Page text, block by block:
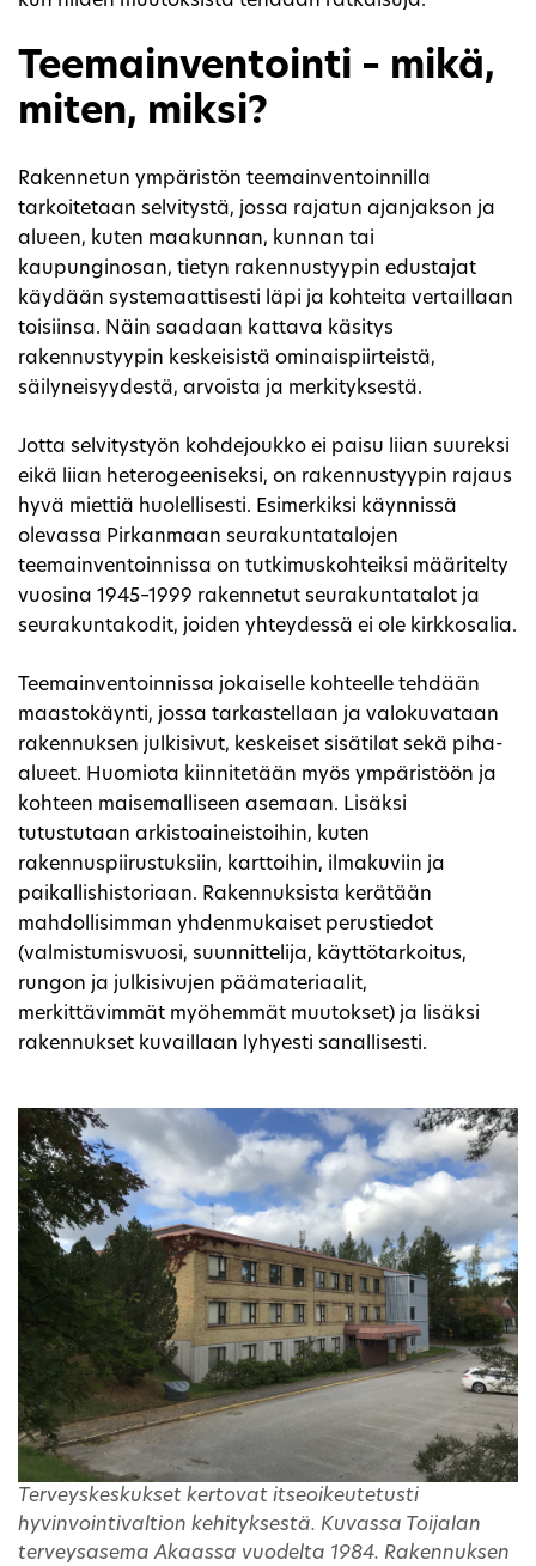
Teemainventointi – mikä,
miten, miksi?
Rakennetun ympäristön teemainventoinnilla
tarkoitetaan selvitystä, jossa rajatun ajanjakson ja
alueen, kuten maakunnan, kunnan tai
kaupunginosan, tietyn rakennustyypin edustajat
käydään systemaattisesti läpi ja kohteita vertaillaan
toisiinsa. Näin saadaan kattava käsitys
rakennustyypin keskeisistä ominaispiirteistä,
säilyneisyydestä, arvoista ja merkityksestä.
Jotta selvitystyön kohdejoukko ei paisu liian suureksi
eikä liian heterogeeniseksi, on rakennustyypin rajaus
hyvä miettiä huolellisesti. Esimerkiksi käynnissä
olevassa Pirkanmaan seurakuntatalojen
teemainventoinnissa on tutkimuskohteiksi määritelty
vuosina 1945–1999 rakennetut seurakuntatalot ja
seurakuntakodit, joiden yhteydessä ei ole kirkkosalia.
Teemainventoinnissa jokaiselle kohteelle tehdään
maastokäynti, jossa tarkastellaan ja valokuvataan
rakennuksen julkisivut, keskeiset sisätilat sekä piha-
alueet. Huomiota kiinnitetään myös ympäristöön ja
kohteen maisemalliseen asemaan. Lisäksi
tutustutaan arkistoaineistoihin, kuten
rakennuspiirustuksiin, karttoihin, ilmakuviin ja
paikallishistoriaan. Rakennuksista kerätään
mahdollisimman yhdenmukaiset perustiedot
(valmistumisvuosi, suunnittelija, käyttötarkoitus,
rungon ja julkisivujen päämateriaalit,
merkittävimmät myöhemmät muutokset) ja lisäksi
rakennukset kuvaillaan lyhyesti sanallisesti.
Terveyskeskukset kertovat itseoikeutetusti
hyvinvointivaltion kehityksestä. Kuvassa Toijalan
terveysasema Akaassa vuodelta 1984. Rakennuksen